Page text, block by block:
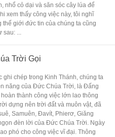
nhổ cỏ dại và săn sóc cây lúa để
xem thấy công việc này, tôi nghĩ
thế giới đức tin của chúng ta cũng
sau: ...
Trời Gọi
chép trong Kinh Thánh, chúng ta
năng của Đức Chúa Trời, là Đấng
thành công việc lớn lao thông
dựng nên trời đất và muôn vật, đã
Samuên, Đavít, Phierơ, Giăng
đèn lời của Đức Chúa Trời. Ngày
phó cho công việc vĩ đại. Thông